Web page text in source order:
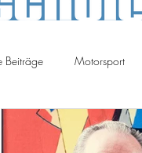
Beiträge Motorsport
Petrolheads Meinung